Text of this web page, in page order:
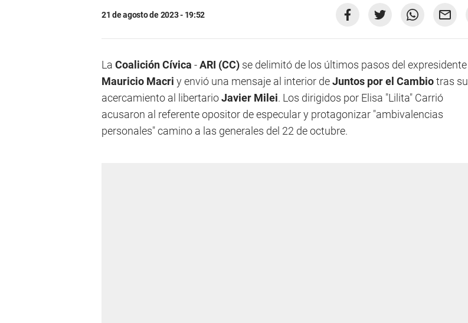
21 de agosto de 2023 - 19:52
La Coalición Cívica -ARI (CC) se delimitó de los últimos pasos del expresidente
Mauricio Macri y envió una mensaje al interior deJuntos por el Cambiotras su
acercamiento al libertarioJavier Milei. Los dirigidos por Elisa "Lilita" Carrió
acusaron al referente opositor de especular y protagonizar "ambivalencias
personales" camino a las generales del 22 de octubre.